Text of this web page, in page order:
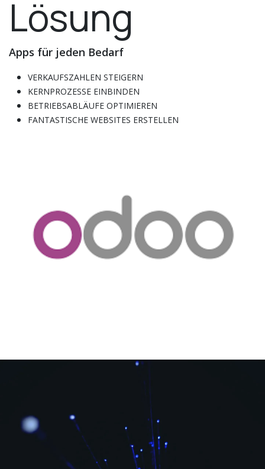
Lösung
Apps für jeden Bedarf
VERKAUFSZAHLEN STEIGERN
KERNPROZESSE EINBINDEN
BETRIEBSABLÄUFE OPTIMIEREN
FANTASTISCHE WEBSITES ERSTELLEN